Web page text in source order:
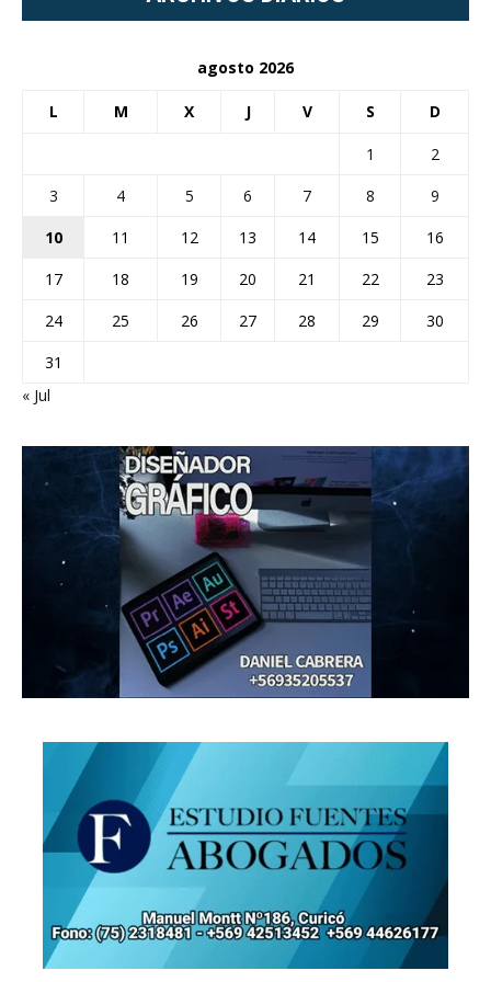
agosto 2026
L M X J V S D
1
2
3
4 5 6 7 8
9
10
11 12 13 14 15
16
17
18 19 20 21 22
23
24
25 26 27 28 29
30
31
« Jul